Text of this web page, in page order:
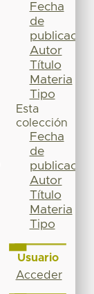
Fecha
de
publicación
Autor
Título
Materia
Tipo
Esta
colección
Fecha
de
publicación
Autor
Título
Materia
Tipo
Usuario
Acceder